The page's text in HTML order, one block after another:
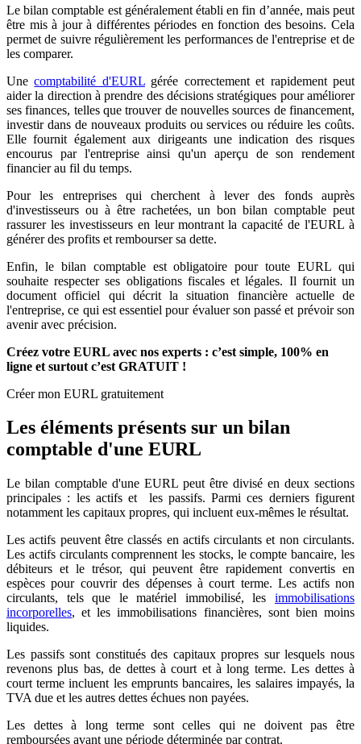
Le bilan comptable est généralement établi en fin d’année, mais peut
être mis à jour à différentes périodes en fonction des besoins. Cela
permet de suivre régulièrement les performances de l'entreprise et de
les comparer.
Unecomptabilité d'EURLgérée correctement et rapidement peut
aider la direction à prendre des décisions stratégiques pour améliorer
ses finances, telles que trouver de nouvelles sources de financement,
investir dans de nouveaux produits ou services ou réduire les coûts.
Elle fournit également aux dirigeants une indication des risques
encourus par l'entreprise ainsi qu'un aperçu de son rendement
financier au fil du temps.
Pour les entreprises qui cherchent à lever des fonds auprès
d'investisseurs ou à être rachetées, un bon bilan comptable peut
rassurer les investisseurs en leur montrant la capacité de l'EURL à
générer des profits et rembourser sa dette.
Enfin, le bilan comptable est obligatoire pour toute EURL qui
souhaite respecter ses obligations fiscales et légales. Il fournit un
document officiel qui décrit la situation financière actuelle de
l'entreprise, ce qui est essentiel pour évaluer son passé et prévoir son
avenir avec précision.
Créez votre EURL avec nos experts : c’est simple, 100% en
ligne et surtout c’est GRATUIT !
Créer mon EURL gratuitement
Les éléments présents sur un bilan
comptable d'une EURL
Le bilan comptable d'une EURL peut être divisé en deux sections
principales : les actifs et les passifs. Parmi ces derniers figurent
notamment les capitaux propres, qui incluent eux-mêmes le résultat.
Les actifs peuvent être classés en actifs circulants et non circulants.
Les actifs circulants comprennent les stocks, le compte bancaire, les
débiteurs et le trésor, qui peuvent être rapidement convertis en
espèces pour couvrir des dépenses à court terme. Les actifs non
circulants, tels que le matériel immobilisé, les immobilisations
incorporelles, et les immobilisations financières, sont bien moins
liquides.
Les passifs sont constitués des capitaux propres sur lesquels nous
revenons plus bas, de dettes à court et à long terme. Les dettes à
court terme incluent les emprunts bancaires, les salaires impayés, la
TVA due et les autres dettes échues non payées.
Les dettes à long terme sont celles qui ne doivent pas être
remboursées avant une période déterminée par contrat.